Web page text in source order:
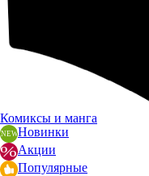
Комиксы и манга
Новинки
Акции
Популярные